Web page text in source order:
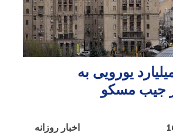
۱.۴ میلیارد یورویی به
جیب مسکو
اخبار روزانه